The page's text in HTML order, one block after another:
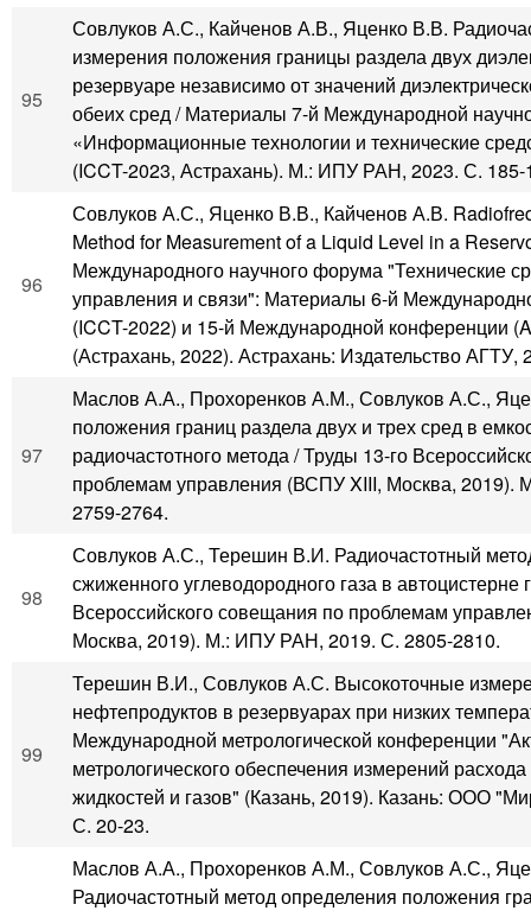
95
Совлуков А.С., Кайченов А.В., Яценко В.В.
измерения положения границы раздела двух
резервуаре независимо от значений
обеих сред / Материалы 7-й Международной
«Информационные технологии и технические
(ICCT-2023, Астрахань). М.: ИПУ РАН, 2023. С. 185-
96
Совлуков А.С., Яценко В.В., Кайченов А.В.
Method for Measurement of a Liquid Level in a
Международного научного форума "Технические
управления и связи": Материалы 6-й
(ICCT-2022) и 15-й Международной конференции
(Астрахань, 2022). Астрахань: Издательство АГТУ,
97
Маслов А.А., Прохоренков А.М., Совлуков А.С.,
положения границ раздела двух и трех сред в
радиочастотного метода / Труды 13-го
проблемам управления (ВСПУ XIII, Москва,
2759-2764.
98
Совлуков А.С., Терешин В.И. Радиочастотный
сжиженного углеводородного газа в автоцистерне
Всероссийского совещания по проблемам
Москва, 2019). М.: ИПУ РАН, 2019. С. 2805-2810.
99
Терешин В.И., Совлуков А.С. Высокоточные
нефтепродуктов в резервуарах при низких
Международной метрологической конференции
метрологического обеспечения измерений
жидкостей и газов" (Казань, 2019). Казань: ООО
С. 20-23.
Маслов А.А., Прохоренков А.М., Совлуков А.С.,
Радиочастотный метод определения положения